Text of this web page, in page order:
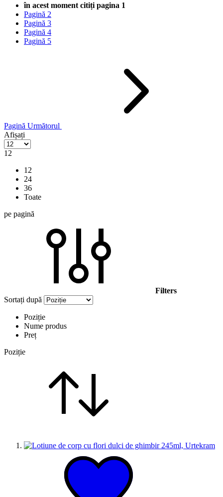
în acest moment citiți pagina 1
Pagină 2
Pagină 3
Pagină 4
Pagină 5
Pagină Următorul
Afișați
12
12
24
36
Toate
pe pagină
Filters
Sortați după
Poziție
Nume produs
Preț
Poziție